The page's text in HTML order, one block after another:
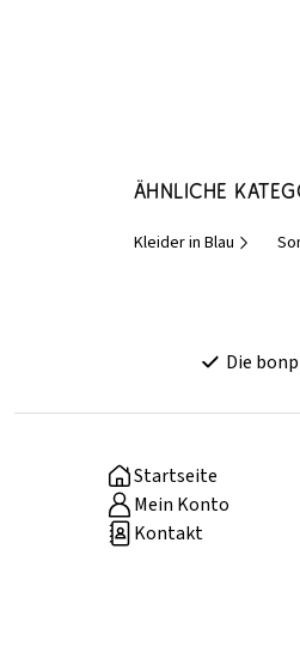
Ähnliche
Kleider in Blau
Die
Startseite
Mein Konto
Kontakt